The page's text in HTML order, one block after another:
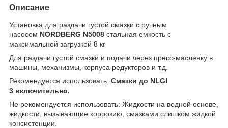
Описание
Установка для раздачи густой смазки с ручным
насосом NORDBERG N5008 стальная емкость с
максимальной загрузкой 8 кг
Для раздачи густой смазки и подачи через пресс-масленку в
машины, механизмы, корпуса редукторов и т.д.
Рекомендуется использовать: Смазки до NLGI
3 включительно.
Не рекомендуется использовать: Жидкости на водной основе,
жидкости, вызывающие коррозию, смазками слишком жидкой
консистенции.